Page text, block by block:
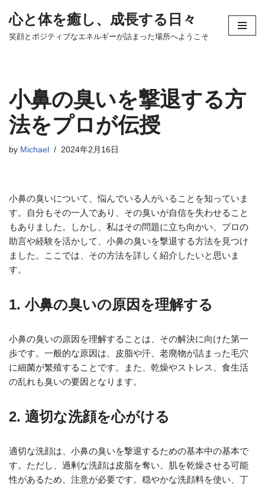
コ
へ
ス
キ
ッ
心と体を癒し、成長する日々
笑顔とポジティブなエネルギーが詰まった場所へようこそ
小鼻の臭いを撃退する方
法をプロが伝授
by Michael 2024年2月16日
小鼻の臭いについて、悩んでいる人がいることを知っていま
す。自分もその一人であり、その臭いが自信を失わせること
もありました。しかし、私はその問題に立ち向かい、プロの
助言や経験を活かして、小鼻の臭いを撃退する方法を見つけ
ました。ここでは、その方法を詳しく紹介したいと思いま
す。
1. 小鼻の臭いの原因を理解する
小鼻の臭いの原因を理解することは、その解決に向けた第一
歩です。一般的な原因は、皮脂や汗、老廃物が詰まった毛穴
に細菌が繁殖することです。また、乾燥やストレス、食生活
の乱れも臭いの要因となります。
2. 適切な洗顔を心がける
適切な洗顔は、小鼻の臭いを撃退するための基本中の基本で
す。ただし、過剰な洗顔は皮脂を奪い、肌を乾燥させる可能
性があるため、注意が必要です。穏やかな洗顔料を使い、丁